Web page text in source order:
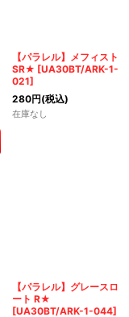
【パラレル】メフィスト
SR★ [UA30BT/ARK-1-
021]
280円(税込)
在庫なし
【パラレル】グレースロ
ート R★
[UA30BT/ARK-1-044]